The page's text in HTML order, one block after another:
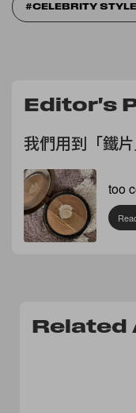
CELEBRITY STYLE
Editor's
我們用到「鐵
too
Related